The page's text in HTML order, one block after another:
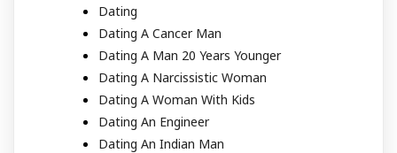
Dating
Dating A Cancer Man
Dating A Man 20 Years Younger
Dating A Narcissistic Woman
Dating A Woman With Kids
Dating An Engineer
Dating An Indian Man